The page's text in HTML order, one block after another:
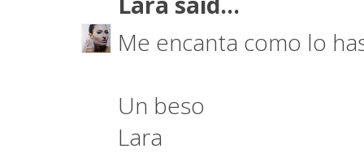
Me encanta como lo
Un beso
Lara